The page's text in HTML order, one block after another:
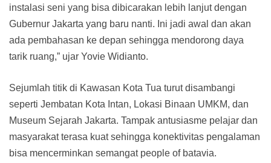
instalasi seni yang bisa dibicarakan lebih lanjut dengan
Gubernur Jakarta yang baru nanti. Ini jadi awal dan akan
ada pembahasan ke depan sehingga mendorong daya
tarik ruang,” ujar Yovie Widianto.
Sejumlah titik di Kawasan Kota Tua turut disambangi
seperti Jembatan Kota Intan, Lokasi Binaan UMKM, dan
Museum Sejarah Jakarta. Tampak antusiasme pelajar dan
masyarakat terasa kuat sehingga konektivitas pengalaman
bisa mencerminkan semangat people of batavia.